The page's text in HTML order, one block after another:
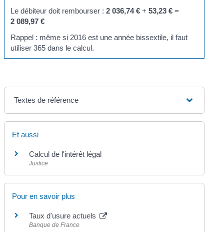
Le débiteur doit rembourser : 2 036,74 €+ 53,23 €=
2 089,97 €
Rappel : même si 2016 est une année bissextile, il faut
utiliser 365 dans le calcul.
Textes de référence
Et aussi
Calcul de l'intérêt légal
Justice
Pour en savoir plus
Taux d'usure actuels
Banque de France